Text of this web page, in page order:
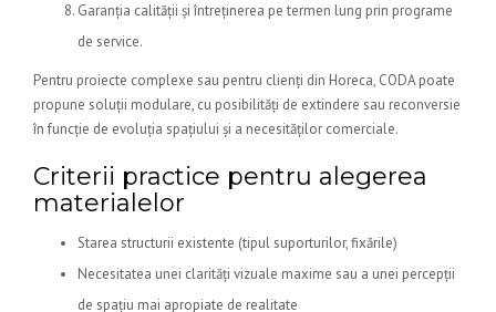
Garanția calității și întreținerea pe termen lung prin programe
de service.
Pentru proiecte complexe sau pentru clienți din Horeca, CODA poate
propune soluții modulare, cu posibilități de extindere sau reconversie
în funcție de evoluția spațiului și a necesităților comerciale.
Criterii practice pentru alegerea
materialelor
Starea structurii existente (tipul suporturilor, fixările)
Necesitatea unei clarități vizuale maxime sau a unei percepții
de spațiu mai apropiate de realitate